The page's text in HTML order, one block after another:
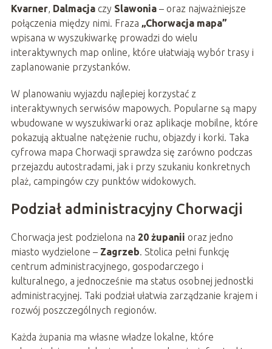
Kvarner, Dalmacjaczy Slawonia– oraz najważniejsze
połączenia między nimi. Fraza „Chorwacja mapa”
wpisana w wyszukiwarkę prowadzi do wielu
interaktywnych map online, które ułatwiają wybór trasy i
zaplanowanie przystanków.
W planowaniu wyjazdu najlepiej korzystać z
interaktywnych serwisów mapowych. Popularne są mapy
wbudowane w wyszukiwarki oraz aplikacje mobilne, które
pokazują aktualne natężenie ruchu, objazdy i korki. Taka
cyfrowa mapa Chorwacji sprawdza się zarówno podczas
przejazdu autostradami, jak i przy szukaniu konkretnych
plaż, campingów czy punktów widokowych.
Podział administracyjny Chorwacji
Chorwacja jest podzielona na 20 żupanii oraz jedno
miasto wydzielone – Zagrzeb. Stolica pełni funkcję
centrum administracyjnego, gospodarczego i
kulturalnego, a jednocześnie ma status osobnej jednostki
administracyjnej. Taki podział ułatwia zarządzanie krajem i
rozwój poszczególnych regionów.
Każda żupania ma własne władze lokalne, które